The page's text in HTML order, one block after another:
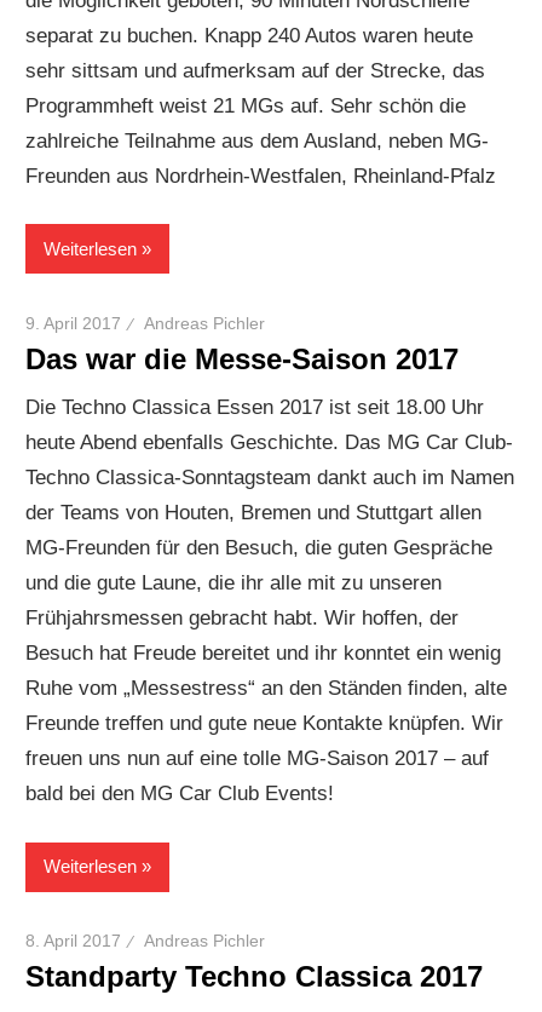
separat zu buchen. Knapp 240 Autos waren heute
sehr sittsam und aufmerksam auf der Strecke, das
Programmheft weist 21 MGs auf. Sehr schön die
zahlreiche Teilnahme aus dem Ausland, neben MG-
Freunden aus Nordrhein-Westfalen, Rheinland-Pfalz
Weiterlesen
9. April 2017 Andreas Pichler
Das war die Messe-Saison 2017
Die Techno Classica Essen 2017 ist seit 18.00 Uhr
heute Abend ebenfalls Geschichte. Das MG Car Club-
Techno Classica-Sonntagsteam dankt auch im Namen
der Teams von Houten, Bremen und Stuttgart allen
MG-Freunden für den Besuch, die guten Gespräche
und die gute Laune, die ihr alle mit zu unseren
Frühjahrsmessen gebracht habt. Wir hoffen, der
Besuch hat Freude bereitet und ihr konntet ein wenig
Ruhe vom „Messestress“ an den Ständen finden, alte
Freunde treffen und gute neue Kontakte knüpfen. Wir
freuen uns nun auf eine tolle MG-Saison 2017 – auf
bald bei den MG Car Club Events!
Weiterlesen
8. April 2017 Andreas Pichler
Standparty Techno Classica 2017